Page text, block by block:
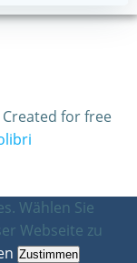
for free
Wählen Sie
Webseite zu
Zustimmen